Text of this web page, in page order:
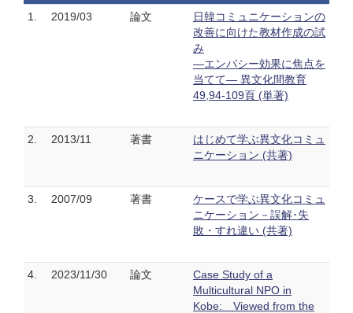
1.
2019/03 論文
日韓コミュニケーションの
改善に向けた教材作成の試
み
―エンパシー効果に焦点を
当てて― 異文化間教育
49,94-109頁 (単著)
2. 2013/11 著書
はじめて学ぶ異文化コミュ
ニケーション (共著)
3. 2007/09 著書
ケースで学ぶ異文化コミュ
ニケーション－誤解･失
敗・すれ違い (共著)
4. 2023/11/30 論文
Case Study of a
Multicultural NPO in
Kobe: Viewed from the